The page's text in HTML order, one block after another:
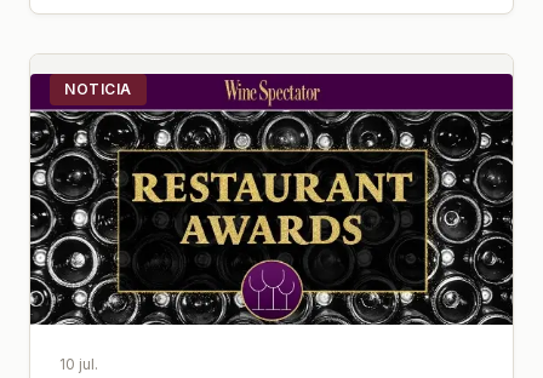
NOTICIA
10 jul.